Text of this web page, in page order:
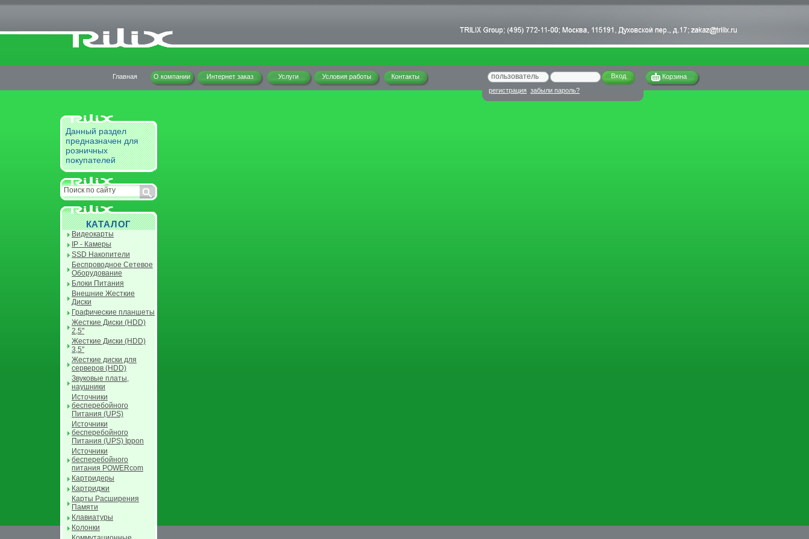
Корзина
регистрация забыли пароль?
Главная О компании Интернет заказ Услуги Условия работы Контакты
Данный раздел
предназначен для
розничных
покупателей
КАТАЛОГ
Видеокарты
IP - Камеры
SSD Накопители
Беспроводное Сетевое
Оборудование
Блоки Питания
Внешние Жесткие
Диски
Графические планшеты
Жесткие Диски (HDD)
2,5"
Жесткие Диски (HDD)
3,5"
Жесткие диски для
серверов (HDD)
Звуковые платы,
наушники
Источники
бесперебойного
Питания (UPS)
Источники
бесперебойного
Питания (UPS) Ippon
Источники
бесперебойного
питания POWERcom
Картридеры
Картриджи
Карты Расширения
Памяти
Клавиатуры
Колонки